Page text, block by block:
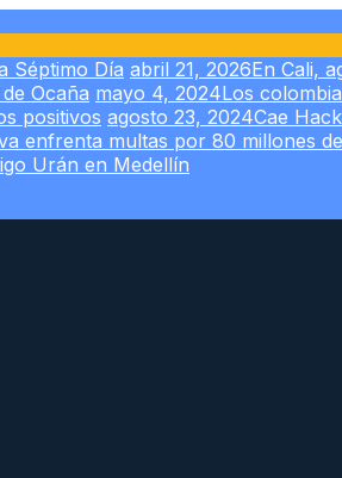
Séptimo Día abril 21, 2026En Cali,
Ocaña mayo 4, 2024Los
positivos agosto 23, 2024Cae
enfrenta multas por 80 millones
Urán en Medellín